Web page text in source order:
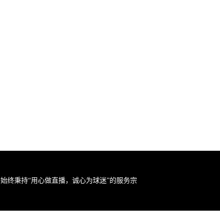
终秉持“用心做直播，诚心为球迷”的服务宗